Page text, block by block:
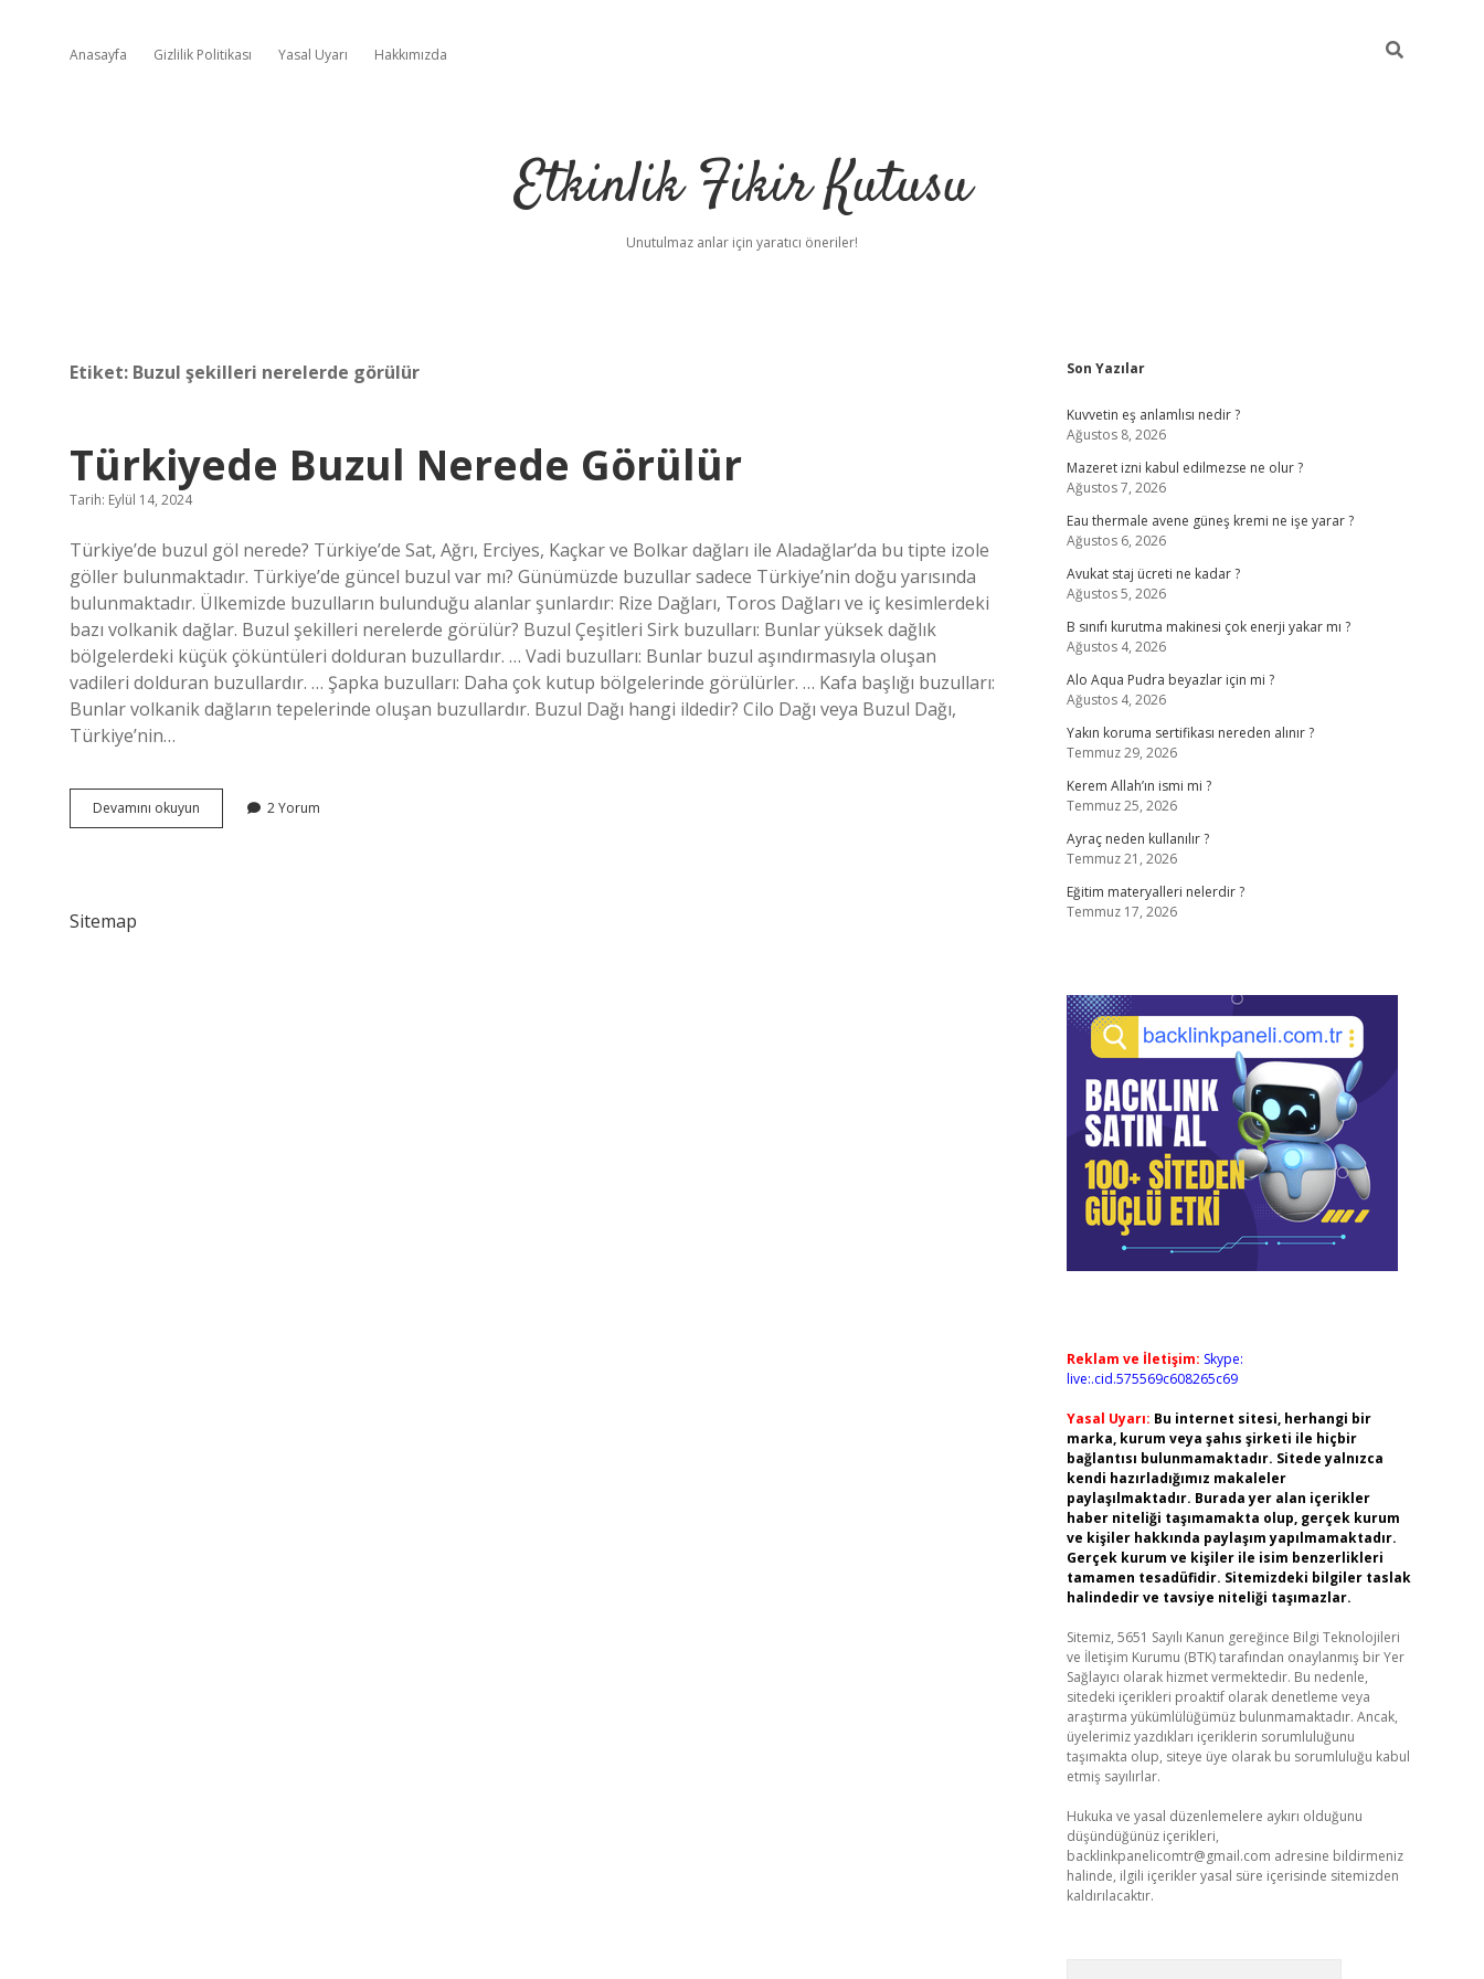
Anasayfa Gizlilik Politikası Yasal Uyarı Hakkımızda
Etkinlik Fikir Kutusu
Unutulmaz anlar için yaratıcı öneriler!
Etiket: Buzul şekilleri nerelerde görülür
Türkiyede Buzul Nerede Görülür
Tarih: Eylül 14, 2024
Türkiye’de buzul göl nerede? Türkiye’de Sat, Ağrı, Erciyes, Kaçkar ve Bolkar dağları ile Aladağlar’da bu tipte izole
göller bulunmaktadır. Türkiye’de güncel buzul var mı? Günümüzde buzullar sadece Türkiye’nin doğu yarısında
bulunmaktadır. Ülkemizde buzulların bulunduğu alanlar şunlardır: Rize Dağları, Toros Dağları ve iç kesimlerdeki
bazı volkanik dağlar. Buzul şekilleri nerelerde görülür? Buzul Çeşitleri Sirk buzulları: Bunlar yüksek dağlık
bölgelerdeki küçük çöküntüleri dolduran buzullardır. … Vadi buzulları: Bunlar buzul aşındırmasıyla oluşan
vadileri dolduran buzullardır. … Şapka buzulları: Daha çok kutup bölgelerinde görülürler. … Kafa başlığı buzulları:
Bunlar volkanik dağların tepelerinde oluşan buzullardır. Buzul Dağı hangi ildedir? Cilo Dağı veya Buzul Dağı,
Türkiye’nin…
Devamını okuyun Türkiyede
Buzul
2 Yorum
Sitemap
Sidebar
Son Yazılar
Kuvvetin eş anlamlısı nedir ?
Ağustos 8, 2026
Mazeret izni kabul edilmezse ne olur ?
Ağustos 7, 2026
Eau thermale avene güneş kremi ne işe yarar ?
Ağustos 6, 2026
Avukat staj ücreti ne kadar ?
Ağustos 5, 2026
B sınıfı kurutma makinesi çok enerji yakar mı ?
Ağustos 4, 2026
Alo Aqua Pudra beyazlar için mi ?
Ağustos 4, 2026
Yakın koruma sertifikası nereden alınır ?
Temmuz 29, 2026
Kerem Allah’ın ismi mi ?
Temmuz 25, 2026
Ayraç neden kullanılır ?
Temmuz 21, 2026
Eğitim materyalleri nelerdir ?
Temmuz 17, 2026
Reklam ve İletişim: Skype:
live:.cid.575569c608265c69
Yasal Uyarı: Bu internet sitesi, herhangi bir
marka, kurum veya şahıs şirketi ile hiçbir
bağlantısı bulunmamaktadır. Sitede yalnızca
kendi hazırladığımız makaleler
paylaşılmaktadır. Burada yer alan içerikler
haber niteliği taşımamakta olup, gerçek kurum
ve kişiler hakkında paylaşım yapılmamaktadır.
Gerçek kurum ve kişiler ile isim benzerlikleri
tamamen tesadüfidir. Sitemizdeki bilgiler taslak
halindedir ve tavsiye niteliği taşımazlar.
Sitemiz, 5651 Sayılı Kanun gereğince Bilgi Teknolojileri
ve İletişim Kurumu (BTK) tarafından onaylanmış bir Yer
Sağlayıcı olarak hizmet vermektedir. Bu nedenle,
sitedeki içerikleri proaktif olarak denetleme veya
araştırma yükümlülüğümüz bulunmamaktadır. Ancak,
üyelerimiz yazdıkları içeriklerin sorumluluğunu
taşımakta olup, siteye üye olarak bu sorumluluğu kabul
etmiş sayılırlar.
Hukuka ve yasal düzenlemelere aykırı olduğunu
düşündüğünüz içerikleri,
backlinkpanelicomtr@gmail.com adresine bildirmeniz
halinde, ilgili içerikler yasal süre içerisinde sitemizden
kaldırılacaktır.